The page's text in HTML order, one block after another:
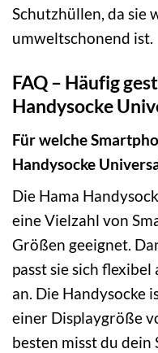
Schutzhüllen, da sie
umweltschonend ist.
FAQ – Häufig
Handysocke
Für welche
Handysocke
Die Hama
eine Vielzahl von
Größen geeignet.
passt sie sich
an. Die Handysocke
einer Displaygröße
besten misst du dein